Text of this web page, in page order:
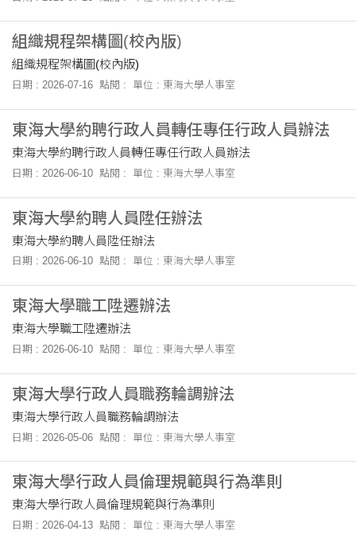
組織規程架構圖(校內版)
組織規程架構圖(校內版)
日期 : 2026-07-16 點閱 : 單位 : 東海大學人事室
東海大學約聘行政人員轉任專任行政人員辦法
東海大學約聘行政人員轉任專任行政人員辦法
日期 : 2026-06-10 點閱 : 單位 : 東海大學人事室
東海大學約聘人員陞任辦法
東海大學約聘人員陞任辦法
日期 : 2026-06-10 點閱 : 單位 : 東海大學人事室
東海大學職工陞遷辦法
東海大學職工陞遷辦法
日期 : 2026-06-10 點閱 : 單位 : 東海大學人事室
東海大學行政人員職務輪調辦法
東海大學行政人員職務輪調辦法
日期 : 2026-05-06 點閱 : 單位 : 東海大學人事室
東海大學行政人員倫理規範與行為準則
東海大學行政人員倫理規範與行為準則
日期 : 2026-04-13 點閱 : 單位 : 東海大學人事室